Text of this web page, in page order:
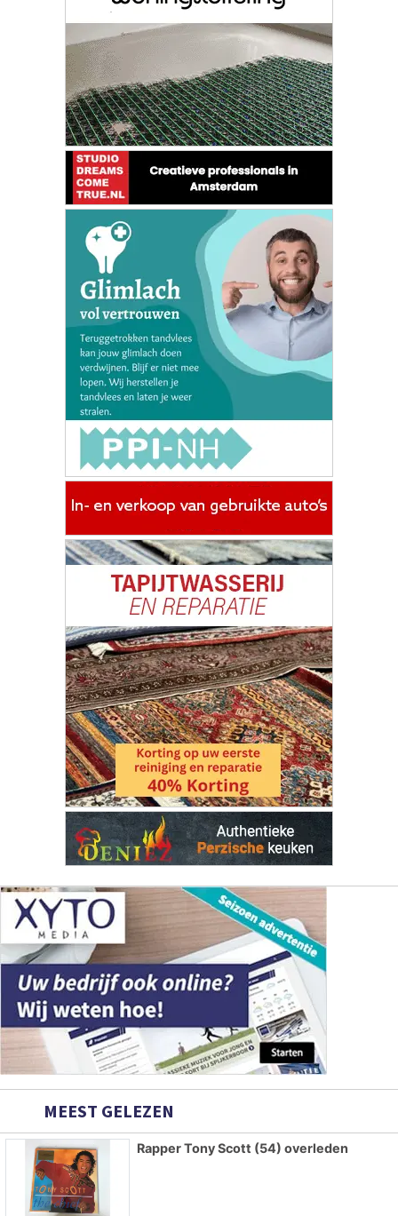
MEEST GELEZEN
Rapper Tony Scott (54) overleden